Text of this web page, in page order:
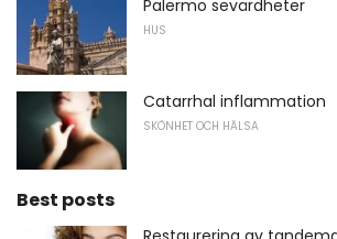
Palermo sevärdheter
HUS
Catarrhal inflammation
SKÖNHET OCH HÄLSA
Best posts